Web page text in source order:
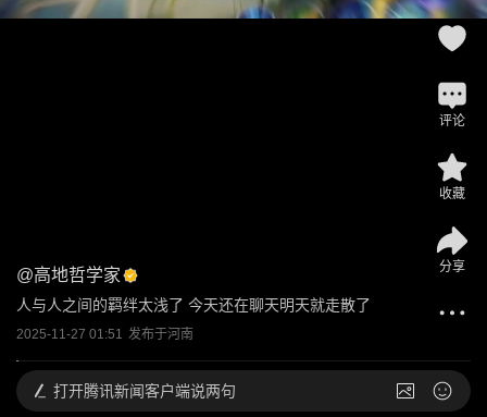
@高地哲学家
人与人之间的羁绊太浅了 今天还在聊天明天就走散了
2025-11-27 01:51 发布于河南
评论
收藏
分享
打开腾讯新闻客户端说两句